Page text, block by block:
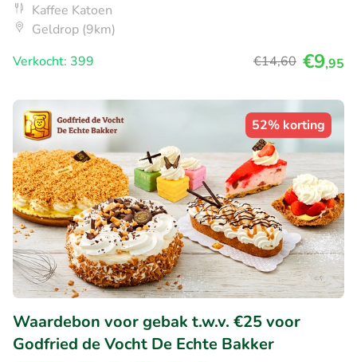
Kaffee Katoen
Geldrop (9km)
Verkocht: 399
€14,60 €9,95
52% korting
Waardebon voor gebak t.w.v. €25 voor
Godfried de Vocht De Echte Bakker